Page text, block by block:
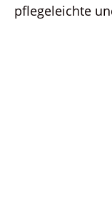
pflegeleichte